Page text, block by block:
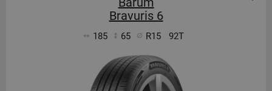
Bravuris 6
185 65 R15 92T